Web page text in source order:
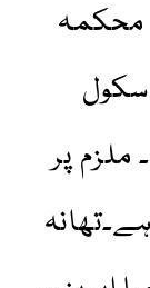
46 سالہ اسکول
ملزم پر